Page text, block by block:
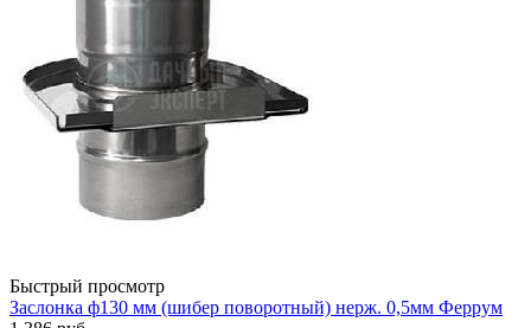
Быстрый просмотр
Заслонка ф130 мм (шибер поворотный) нерж. 0,5мм Феррум